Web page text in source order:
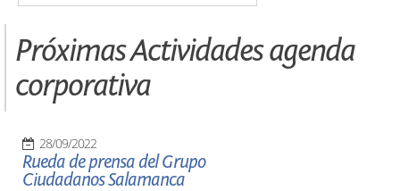
Próximas Actividades agenda
corporativa
28/09/2022
Rueda de prensa del Grupo
Ciudadanos Salamanca